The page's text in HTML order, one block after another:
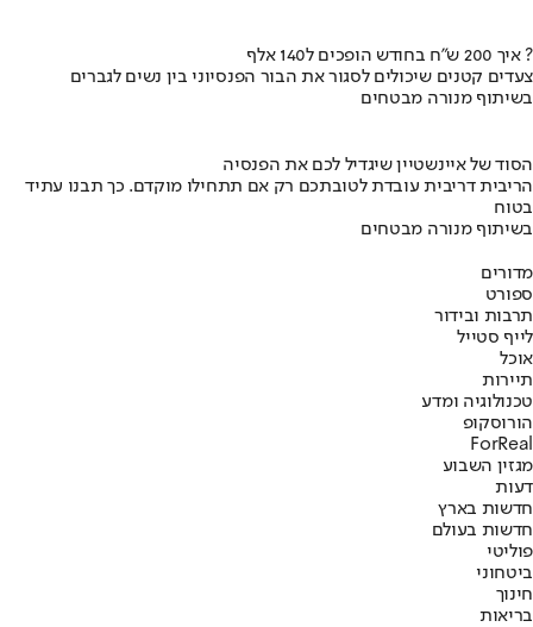
איך 200 ש"ח בחודש הופכים ל140 אלף ?
צעדים קטנים שיכולים לסגור את הבור הפנסיוני בין נשים לגברים
בשיתוף מנורה מבטחים
הסוד של איינשטיין שיגדיל לכם את הפנסיה
הריבית דריבית עובדת לטובתכם רק אם תתחילו מוקדם. כך תבנו עתיד
בטוח
בשיתוף מנורה מבטחים
מדורים
ספורט
תרבות ובידור
לייף סטייל
אוכל
תיירות
טכנולוגיה ומדע
הורוסקופ
ForReal
מגזין השבוע
דעות
חדשות בארץ
חדשות בעולם
פוליטי
ביטחוני
חינוך
בריאות